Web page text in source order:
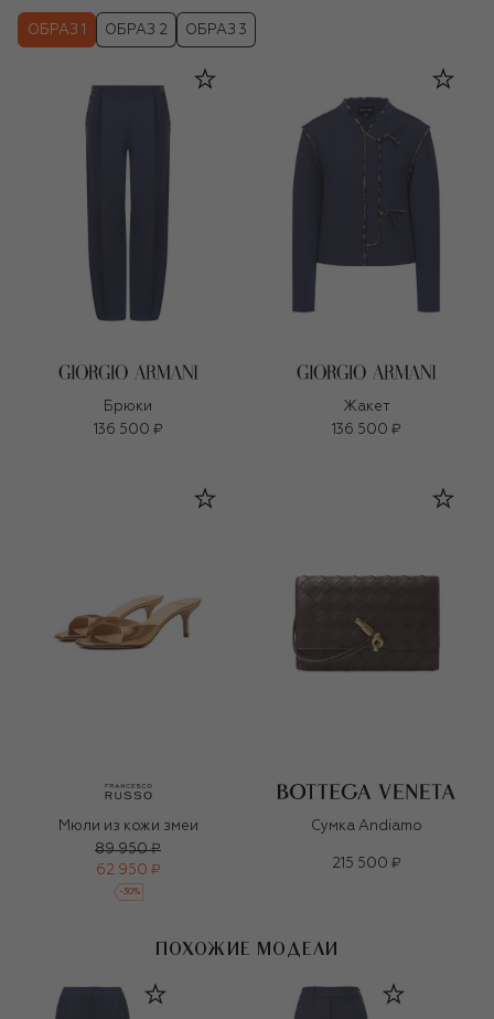
ОБРАЗ 1 ОБРАЗ 2 ОБРАЗ 3
Брюки
136 500 ₽
Жакет
136 500 ₽
Мюли из кожи змеи
89 950 ₽
62 950 ₽
-30%
Сумка Andiamo
215 500 ₽
ПОХОЖИЕ МОДЕЛИ